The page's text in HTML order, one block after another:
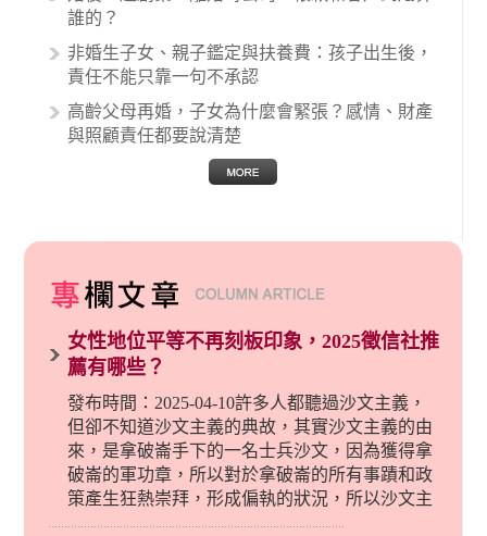
誰的？
非婚生子女、親子鑑定與扶養費：孩子出生後，
責任不能只靠一句不承認
高齡父母再婚，子女為什麼會緊張？感情、財產
與照顧責任都要說清楚
女性地位平等不再刻板印象，2025徵信社推
薦有哪些？
發布時間：2025-04-10許多人都聽過沙文主義，
但卻不知道沙文主義的典故，其實沙文主義的由
來，是拿破崙手下的一名士兵沙文，因為獲得拿
破崙的軍功章，所以對於拿破崙的所有事蹟和政
策產生狂熱崇拜，形成偏執的狀況，所以沙文主
義後來就被拿來暗指偏見和歧視，而且有沙文主